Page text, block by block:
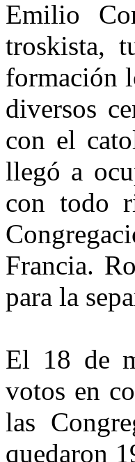
Emilio
troskista,
formación
diversos
con el
llegó a
con todo
Francia.
para la
El 18 de
votos en
las
quedaron